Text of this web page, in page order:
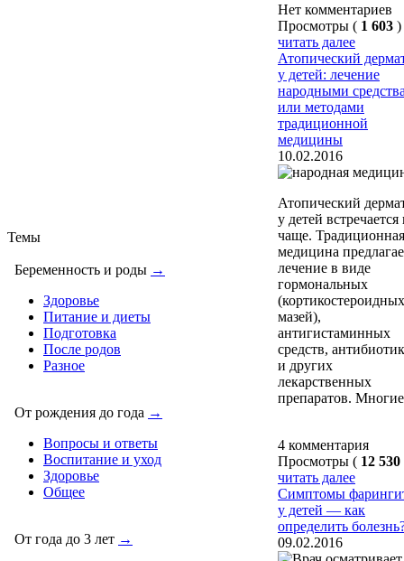
Темы
Беременность и роды →
Здоровье
Питание и диеты
Подготовка
После родов
Разное
От рождения до года →
Вопросы и ответы
Воспитание и уход
Здоровье
Общее
От года до 3 лет →
Нет комментариев
Просмотры ( 1 603 )
читать далее
Атопический
у детей: лечение
народными
или методами
традиционной
медицины
10.02.2016
Атопический
у детей встречается
чаще. Традиционная
медицина
лечение в виде
гормональных
(кортикостероидных
мазей),
антигистаминных
средств,
и других
лекарственных
препаратов.
4 комментария
Просмотры ( 12 530
читать далее
Симптомы
у детей — как
определить
09.02.2016